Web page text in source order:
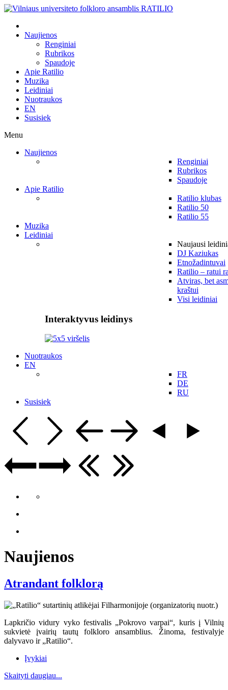
Naujienos
Renginiai
Rubrikos
Spaudoje
Apie Ratilio
Muzika
Leidiniai
Nuotraukos
EN
Susisiek
Menu
Naujienos
Renginiai
Rubrikos
Spaudoje
Apie Ratilio
Ratilio klubas
Ratilio 50
Ratilio 55
Muzika
Leidiniai
Naujausi
DJ Kaziukas
Etnožadintuvai
Ratilio – ratui
Atviras, bet
kraštui
Visi leidiniai
Interaktyvus leidinys
Nuotraukos
EN
FR
DE
RU
Susisiek
Naujienos
Atrandant folklorą
Lapkričio vidury vyko festivalis „Pokrovo varpai“, kuris į Vilnių
sukvietė įvairių tautų folkloro ansamblius. Žinoma, festivalyje
dalyvavo ir „Ratilio“.
Įvykiai
Skaityti daugiau...